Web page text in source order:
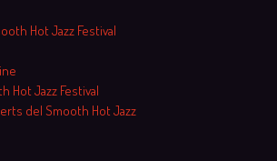
Hot Jazz Festival
Hot Jazz Festival
del Smooth Hot Jazz